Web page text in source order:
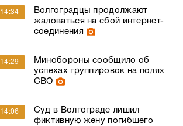
14:34
Волгоградцы продолжают
жаловаться на сбой интернет-
соединения
14:29
Минобороны сообщило об
успехах группировок на полях
СВО
14:06
Суд в Волгограде лишил
фиктивную жену погибшего